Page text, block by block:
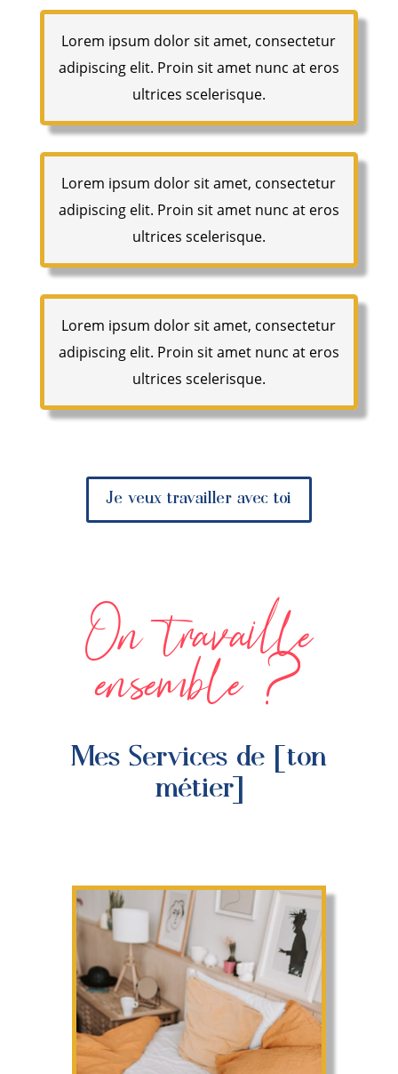
Lorem ipsum dolor sit amet, consectetur
adipiscing elit. Proin sit amet nunc at eros
ultrices scelerisque.
Lorem ipsum dolor sit amet, consectetur
adipiscing elit. Proin sit amet nunc at eros
ultrices scelerisque.
Lorem ipsum dolor sit amet, consectetur
adipiscing elit. Proin sit amet nunc at eros
ultrices scelerisque.
Je veux travailler avec toi
On travaille
ensemble ?
Mes Services de [ton
métier]